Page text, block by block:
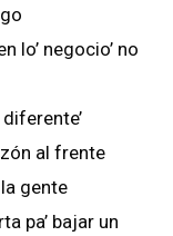
lo’ negocio’ no
al frente
gente
pa’ bajar un